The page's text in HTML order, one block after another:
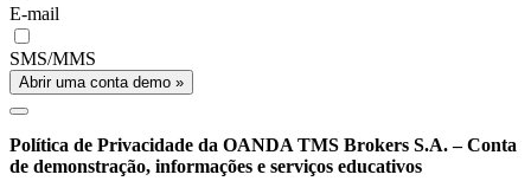
E-mail
SMS/MMS
Abrir uma conta demo »
Política de Privacidade da OANDA TMS Brokers S.A. – Conta
de demonstração, informações e serviços educativos